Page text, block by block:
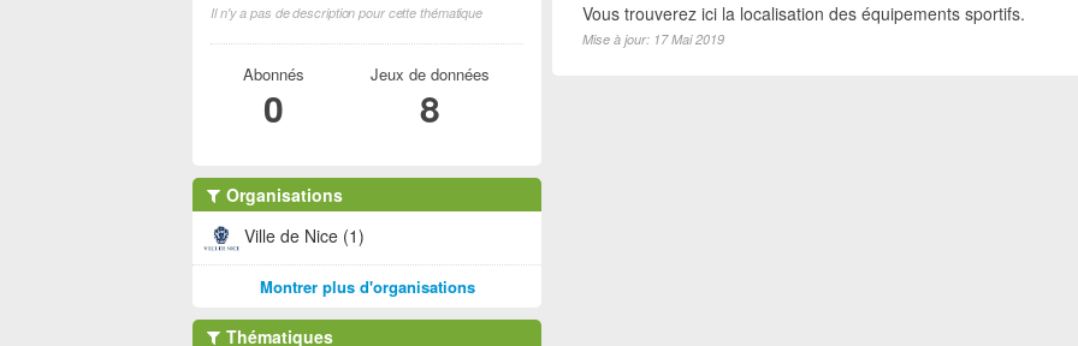
Vous trouverez ici la localisation des équipements sportifs.
Mise à jour: 17 Mai 2019
Il n'y a pas de description pour cette thématique
Abonnés
0
Jeux de données
8
Organisations
Ville de Nice (1)
Montrer plus d'organisations
Thématiques